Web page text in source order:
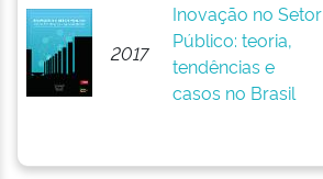
2017
Inovação no Setor
Público: teoria,
tendências e
casos no Brasil